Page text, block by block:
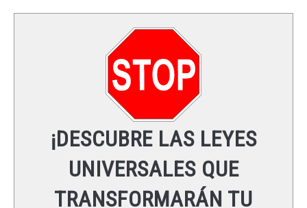
LEYES UNIVERSALES
RECURSOS
¡DESCUBRE LAS LEYES
UNIVERSALES QUE
TRANSFORMARÁN TU